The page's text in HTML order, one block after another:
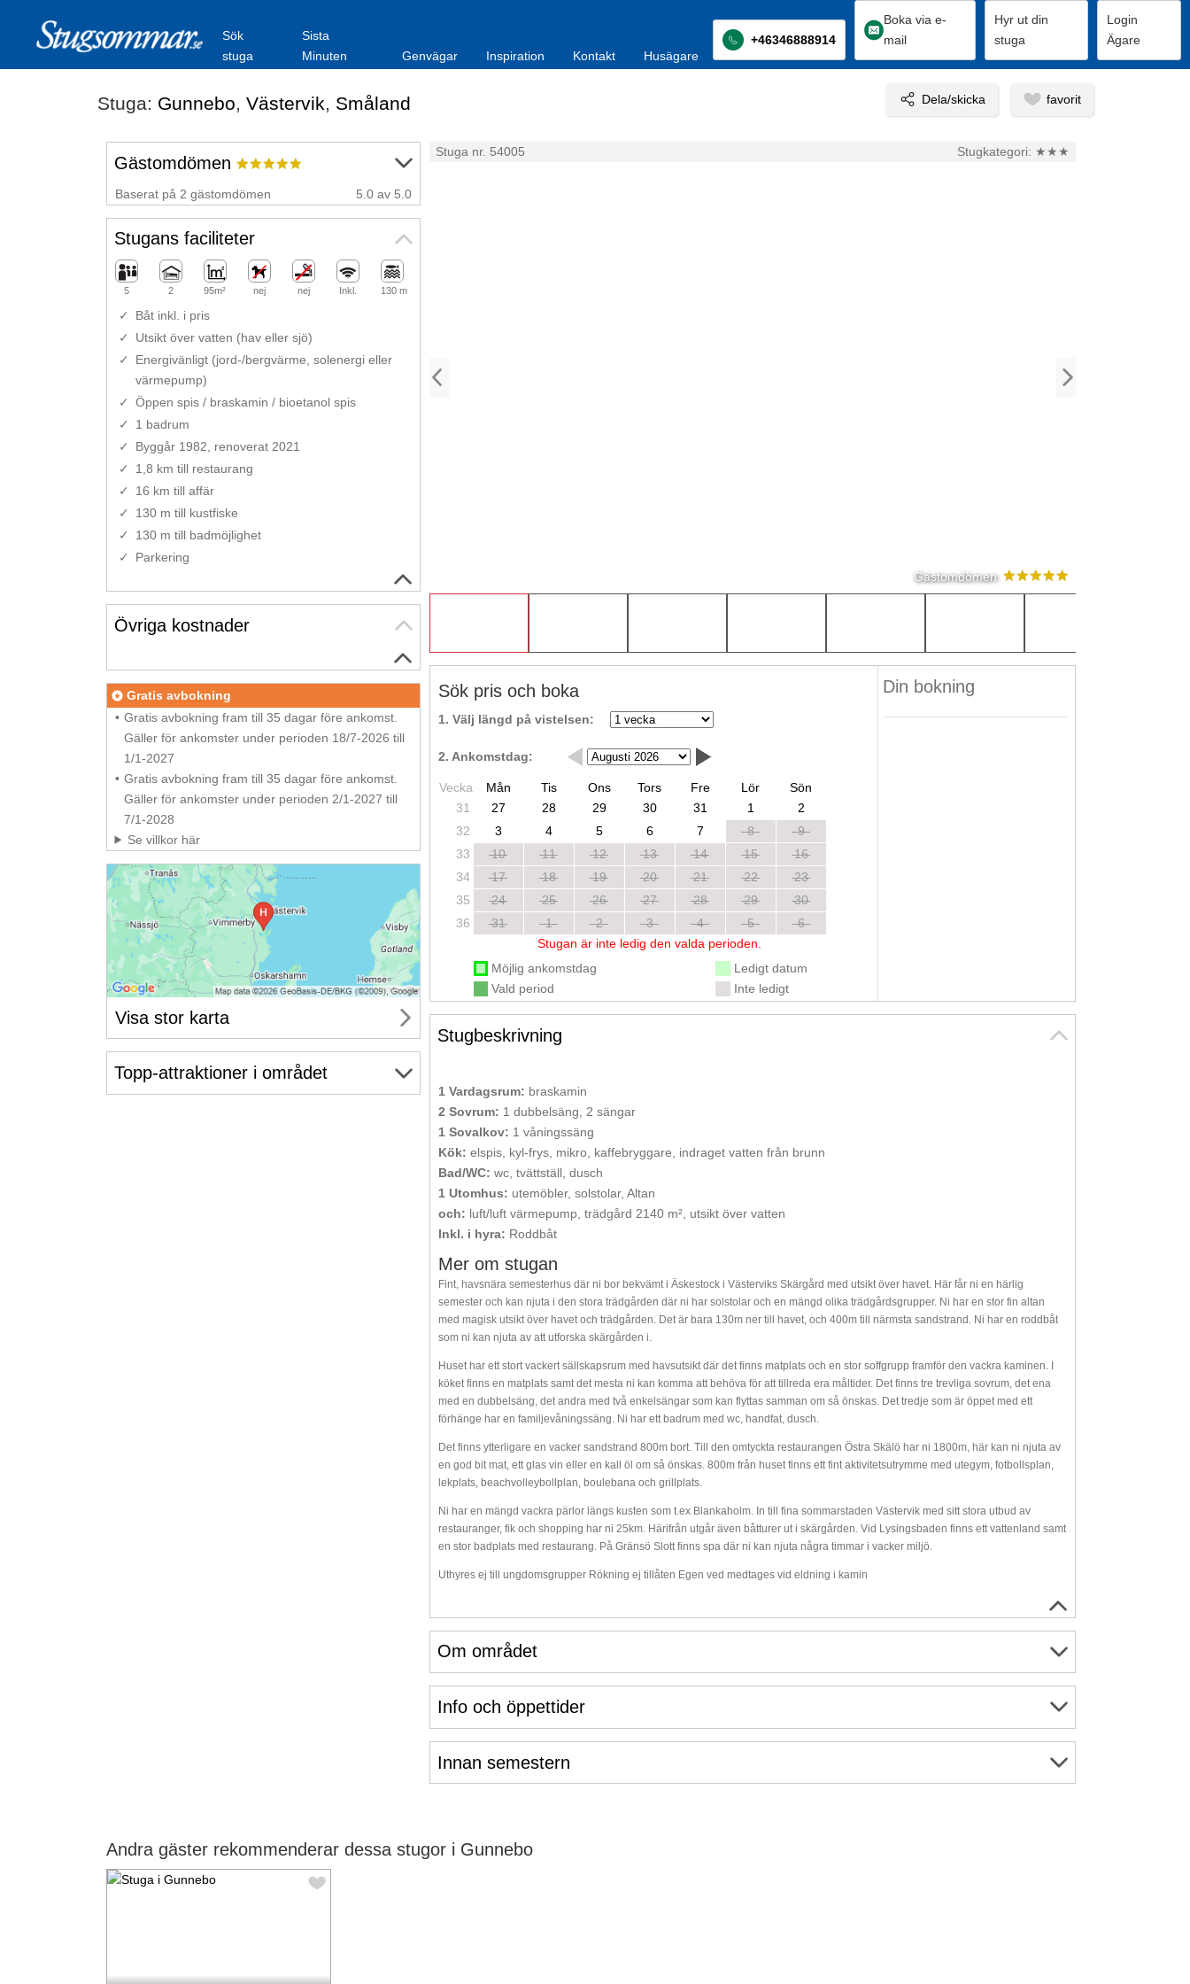
Sök
stuga
Sista
Minuten
Genvägar Inspiration Kontakt Husägare
+46346888914
Boka via e-
mail
Hyr ut din
stuga
Login
Ägare
Stuga: Gunnebo, Västervik, Småland
Stuga nr. 54005 Stugkategori: ★★★
Gästomdömen
Sök pris och boka
1. Välj längd på vistelsen:
2. Ankomstdag:
Vecka Mån Tis Ons Tors Fre Lör
Sön
31
27 28 29 30 31 1
2
32
3 4 5 6 7 8
9
33
10 11 12 13 14 15
16
34
17 18 19 20 21 22
23
35
24 25 26 27 28 29
30
36
31 1 2 3 4 5
6
Stugan är inte ledig den valda perioden.
Möjlig ankomstdag
Vald period
Ledigt datum
Inte ledigt
Din bokning
Stugbeskrivning
1 Vardagsrum: braskamin
2 Sovrum: 1 dubbelsäng, 2 sängar
1 Sovalkov: 1 våningssäng
Kök: elspis, kyl-frys, mikro, kaffebryggare, indraget vatten från brunn
Bad/WC: wc, tvättställ, dusch
1 Utomhus: utemöbler, solstolar, Altan
och: luft/luft värmepump, trädgård 2140 m², utsikt över vatten
Inkl. i hyra: Roddbåt
Mer om stugan
Fint, havsnära semesterhus där ni bor bekvämt i Äskestock i Västerviks Skärgård med utsikt över havet. Här får ni en härlig
semester och kan njuta i den stora trädgården där ni har solstolar och en mängd olika trädgårdsgrupper. Ni har en stor fin altan
med magisk utsikt över havet och trädgården. Det är bara 130m ner till havet, och 400m till närmsta sandstrand. Ni har en roddbåt
som ni kan njuta av att utforska skärgården i.
Huset har ett stort vackert sällskapsrum med havsutsikt där det finns matplats och en stor soffgrupp framför den vackra kaminen. I
köket finns en matplats samt det mesta ni kan komma att behöva för att tillreda era måltider. Det finns tre trevliga sovrum, det ena
med en dubbelsäng, det andra med två enkelsängar som kan flyttas samman om så önskas. Det tredje som är öppet med ett
förhänge har en familjevåningssäng. Ni har ett badrum med wc, handfat, dusch.
Det finns ytterligare en vacker sandstrand 800m bort. Till den omtyckta restaurangen Östra Skälö har ni 1800m, här kan ni njuta av
en god bit mat, ett glas vin eller en kall öl om så önskas. 800m från huset finns ett fint aktivitetsutrymme med utegym, fotbollsplan,
lekplats, beachvolleybollplan, boulebana och grillplats.
Ni har en mängd vackra pärlor längs kusten som t.ex Blankaholm. In till fina sommarstaden Västervik med sitt stora utbud av
restauranger, fik och shopping har ni 25km. Härifrån utgår även båtturer ut i skärgården. Vid Lysingsbaden finns ett vattenland samt
en stor badplats med restaurang. På Gränsö Slott finns spa där ni kan njuta några timmar i vacker miljö.
Uthyres ej till ungdomsgrupper Rökning ej tillåten Egen ved medtages vid eldning i kamin
Om området
Info och öppettider
Innan semestern
Gästomdömen
Baserat på 2 gästomdömen 5.0 av 5.0
Stugans faciliteter
5 2 95m² nej nej Inkl. 130 m
Båt inkl. i pris
Utsikt över vatten (hav eller sjö)
Energivänligt (jord-/bergvärme, solenergi eller
värmepump)
Öppen spis / braskamin / bioetanol spis
1 badrum
Byggår 1982, renoverat 2021
1,8 km till restaurang
16 km till affär
130 m till kustfiske
130 m till badmöjlighet
Parkering
Övriga kostnader
Gratis avbokning
Gratis avbokning fram till 35 dagar före ankomst.
Gäller för ankomster under perioden 18/7-2026 till
1/1-2027
Gratis avbokning fram till 35 dagar före ankomst.
Gäller för ankomster under perioden 2/1-2027 till
7/1-2028
Se villkor här
Visa stor karta
Topp-attraktioner i området
Andra gäster rekommenderar dessa stugor i Gunnebo